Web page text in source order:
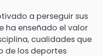
a perseguir sus
ha enseñado el valor
cualidades que
de los deportes